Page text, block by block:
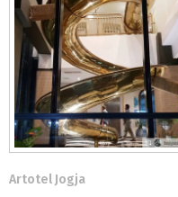
Artotel Jogja